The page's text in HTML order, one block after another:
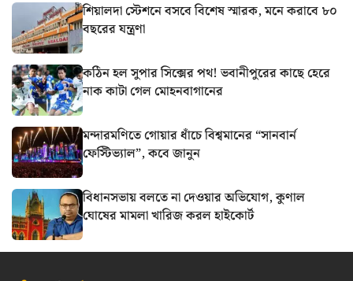
শিয়ালদা স্টেশনে বসবে বিশেষ স্মারক, মনে করাবে ৮০
বছরের যন্ত্রণা
কঠিন হল সুপার সিক্সের পথ! ভবানীপুরের কাছে হেরে
নাক কাটা গেল মোহনবাগানের
মন্দারমণিতে গোয়ার ধাঁচে বিশ্বমানের “সানবার্ন
ফেস্টিভ্যাল”, কবে জানুন
বিধানসভায় বলতে না দেওয়ার অভিযোগ, কুণাল
ঘোষের মামলা খারিজ করল হাইকোর্ট